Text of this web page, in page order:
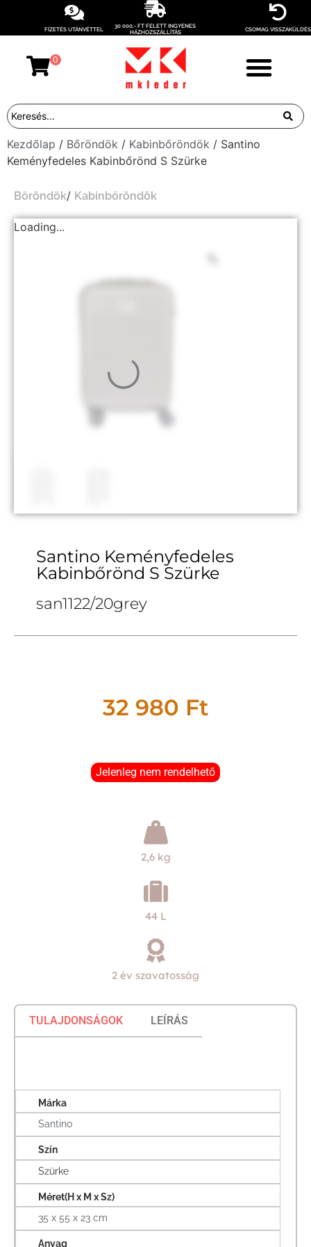
FIZETÉS UTÁNVÉTTEL
30 000,- FT FELETT INGYENES
HÁZHOZSZÁLLÍTÁS
CSOMAG VISSZAKÜLDÉS
0
Kezdőlap / Bőröndök / Kabinbőröndök / Santino
Keményfedeles Kabinbőrönd S Szürke
Bőröndök/ Kabinbőröndök
Loading...
Santino Keményfedeles
Kabinbőrönd S Szürke
san1122/20grey
32 980 Ft
Jelenleg nem rendelhető
2,6 kg
44 L
2 év szavatosság
TULAJDONSÁGOK LEÍRÁS
Márka
Santino
Szín
Szürke
Méret(H x M x Sz)
35 x 55 x 23 cm
Anyag